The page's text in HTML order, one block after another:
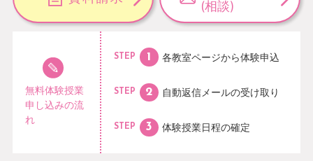
(相談)
無料体験授業
申し込みの流
れ
STEP 各教室ページから体験申込
STEP 自動返信メールの受け取り
STEP 体験授業日程の確定